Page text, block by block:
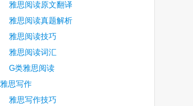
雅思阅读原文翻译
雅思阅读真题解析
雅思阅读技巧
雅思阅读词汇
G类雅思阅读
雅思写作
雅思写作技巧